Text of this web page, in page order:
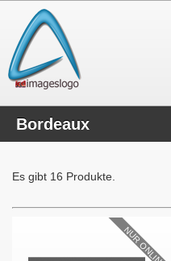
Bordeaux
Es gibt 16 Produkte.
NUR ONLINE!